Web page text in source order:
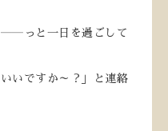
っと一日を過ごして
いですか～？」と連絡